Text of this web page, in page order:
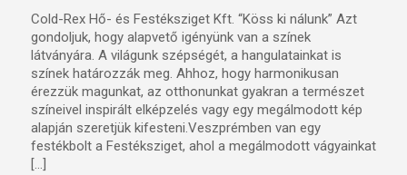
Cold-Rex Hő- és Festéksziget Kft. “Köss ki nálunk” Azt
gondoljuk, hogy alapvető igényünk van a színek
látványára. A világunk szépségét, a hangulatainkat is
színek határozzák meg. Ahhoz, hogy harmonikusan
érezzük magunkat, az otthonunkat gyakran a természet
színeivel inspirált elképzelés vagy egy megálmodott kép
alapján szeretjük kifesteni.Veszprémben van egy
festékbolt a Festéksziget, ahol a megálmodott vágyainkat
[…]